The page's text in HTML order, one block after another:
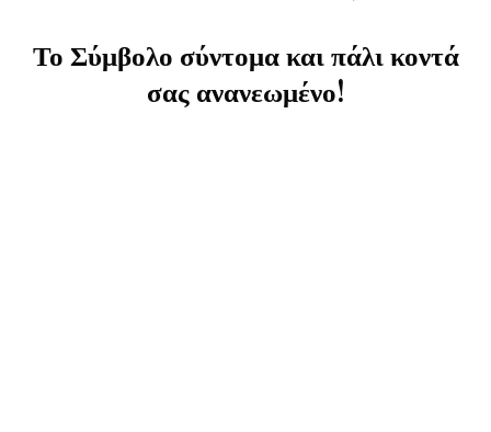
Το Σύμβολο σύντομα και πάλι κοντά
σας ανανεωμένο!